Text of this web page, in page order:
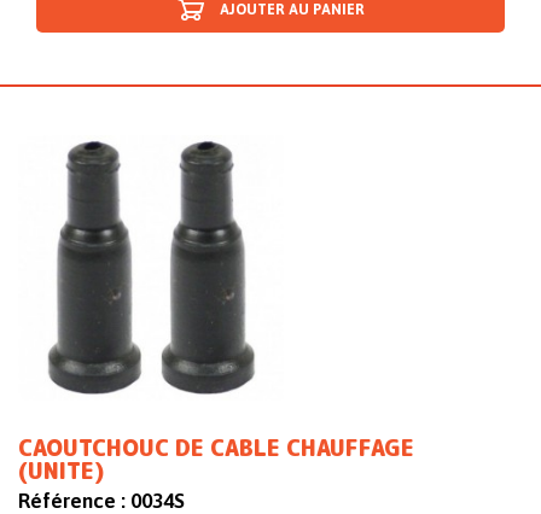
AJOUTER AU PANIER
CAOUTCHOUC DE CABLE CHAUFFAGE
(UNITE)
Référence : 0034S